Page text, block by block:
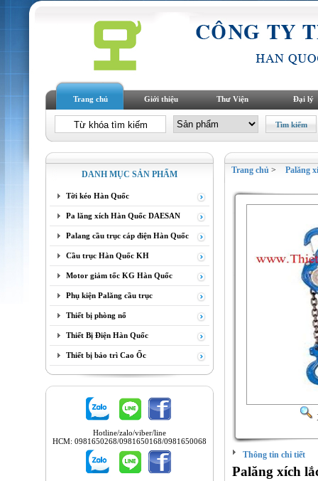
Trang chủ Giới thiệu Thư Viện Đại lý
DANH MỤC SẢN PHẨM
Tời kéo Hàn Quốc
Pa lăng xích Hàn Quốc DAESAN
Palang cầu trục cáp điện Hàn Quốc
Cầu trục Hàn Quốc KH
Motor giảm tốc KG Hàn Quốc
Phụ kiện Palăng cầu trục
Thiết bị phòng nổ
Thiết Bị Điện Hàn Quốc
Thiết bị bảo trì Cao Ốc
Hotline/zalo/viber/line
HCM: 0981650268/0981650168/0981650068
Trang chủ > Palăng
Thông tin chi tiết
Palăng xích